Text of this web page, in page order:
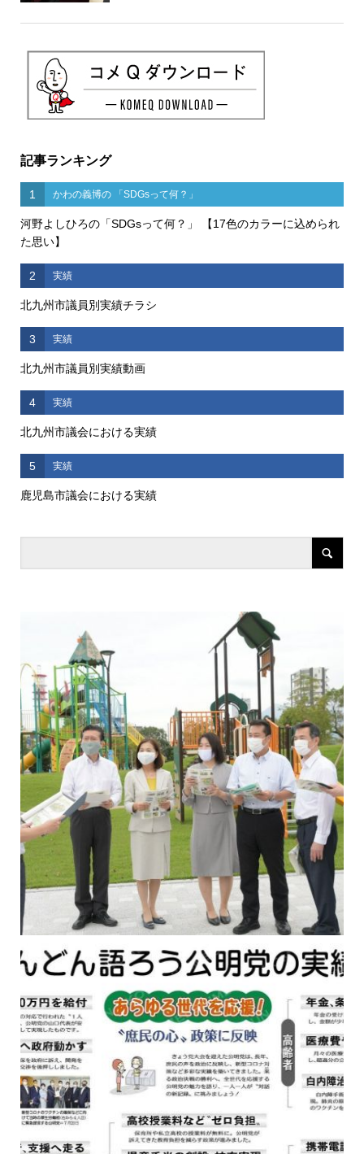
記事ランキング
1 かわの義博の 「SDGsって何？」
河野よしひろの「SDGsって何？」 【17色のカラーに込められ
た思い】
2 実績
北九州市議員別実績チラシ
3 実績
北九州市議員別実績動画
4 実績
北九州市議会における実績
5 実績
鹿児島市議会における実績